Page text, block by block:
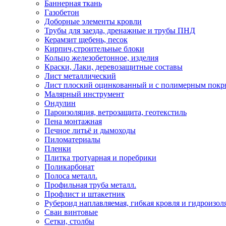
Баннерная ткань
Газобетон
Доборные элементы кровли
Трубы для заезда, дренажные и трубы ПНД
Керамзит щебень, песок
Кирпич,строительные блоки
Кольцо железобетонное, изделия
Краски, Лаки, деревозащитные составы
Лист металлический
Лист плоский оцинкованный и с полимерным
Малярный инструмент
Ондулин
Пароизоляция, ветрозащита, геотекстиль
Пена монтажная
Печное литьё и дымоходы
Пиломатериалы
Пленки
Плитка тротуарная и поребрики
Поликарбонат
Полоса металл.
Профильная труба металл.
Профлист и штакетник
Рубероид наплавляемая, гибкая кровля и
Сваи винтовые
Сетки, столбы